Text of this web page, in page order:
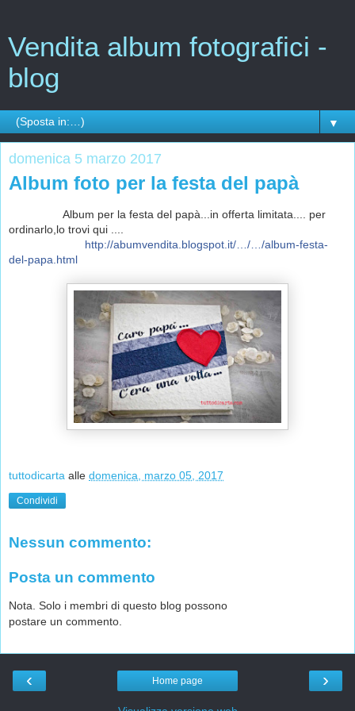
Vendita album fotografici -
blog
▼
domenica 5 marzo 2017
Album foto per la festa del papà
Album per la festa del papà...in offerta limitata.... per
ordinarlo,lo trovi qui ....
http://abumvendita.blogspot.it/…/…/album-festa-
del-papa.html
tuttodicarta alle domenica, marzo 05, 2017
Condividi
Nessun commento:
Posta un commento
Nota. Solo i membri di questo blog possono
postare un commento.
‹ ›
Home page